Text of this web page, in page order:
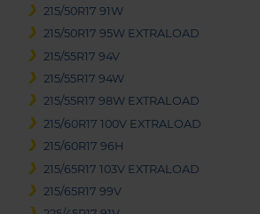
215/50R17 91W
215/50R17 95W EXTRALOAD
215/55R17 94V
215/55R17 94W
215/55R17 98W EXTRALOAD
215/60R17 100V EXTRALOAD
215/60R17 96H
215/65R17 103V EXTRALOAD
215/65R17 99V